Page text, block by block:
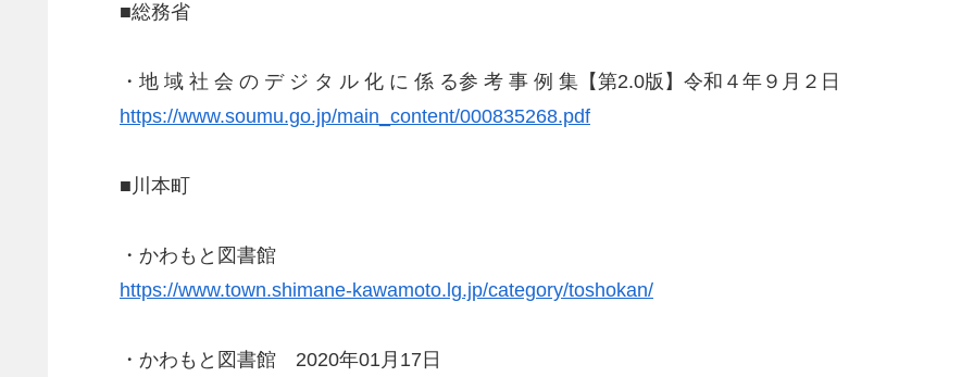
■総務省
・地 域 社 会 の デ ジ タ ル 化 に 係 る参 考 事 例 集【第2.0版】令和４年９月２日
https://www.soumu.go.jp/main_content/000835268.pdf
■川本町
・かわもと図書館
https://www.town.shimane-kawamoto.lg.jp/category/toshokan/
・かわもと図書館 2020年01月17日